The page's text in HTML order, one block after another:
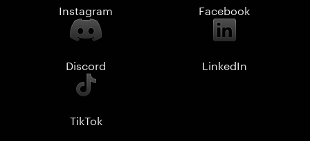
Instagram Facebook
Discord LinkedIn
TikTok